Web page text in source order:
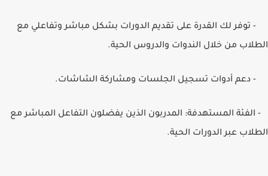
- توفر لك القدرة على تقديم الدورات بشكل مباشر وتفاعلي مع
الطلاب من خلال الندوات والدروس الحية.
- دعم أدوات تسجيل الجلسات ومشاركة الشاشات.
- الفئة المستهدفة: المدربون الذين يفضلون التفاعل المباشر مع
الطلاب عبر الدورات الحية.